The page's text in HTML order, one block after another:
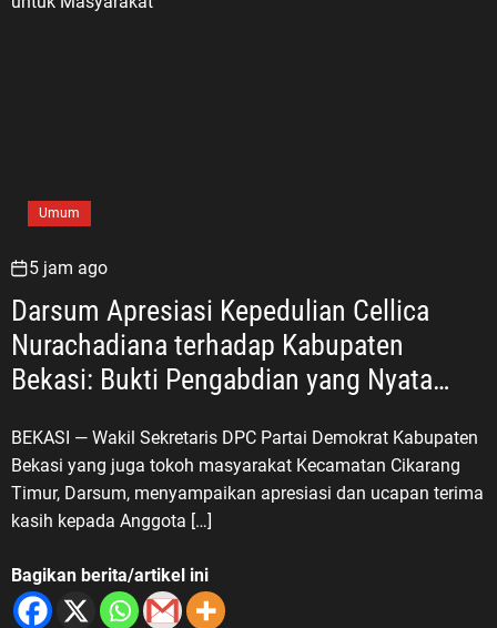
Umum
5 jam ago
Darsum Apresiasi Kepedulian Cellica
Nurachadiana terhadap Kabupaten
Bekasi: Bukti Pengabdian yang Nyata
BEKASI — Wakil Sekretaris DPC Partai Demokrat Kabupaten
Bekasi yang juga tokoh masyarakat Kecamatan Cikarang
Timur, Darsum, menyampaikan apresiasi dan ucapan terima
kasih kepada Anggota […]
Bagikan berita/artikel ini